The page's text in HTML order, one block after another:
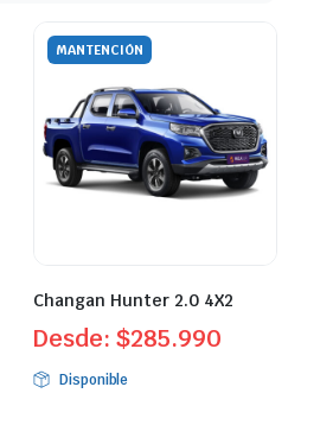
MANTENCIÓN
Changan Hunter 2.0 4X2
Desde: $285.990
Disponible